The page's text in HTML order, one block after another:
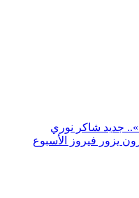
جديد شاكر نوري
يزور فيروز الأسبوع